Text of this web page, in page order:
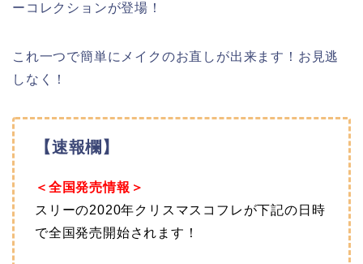
ーコレクションが登場！
これ一つで簡単にメイクのお直しが出来ます！お見逃
しなく！
【速報欄】
＜全国発売情報＞
スリーの2020年クリスマスコフレが下記の日時
で全国発売開始されます！